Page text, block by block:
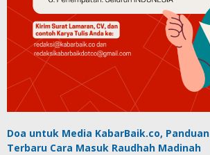
Doa untuk Media KabarBaik.co, Panduan
Terbaru Cara Masuk Raudhah Madinah